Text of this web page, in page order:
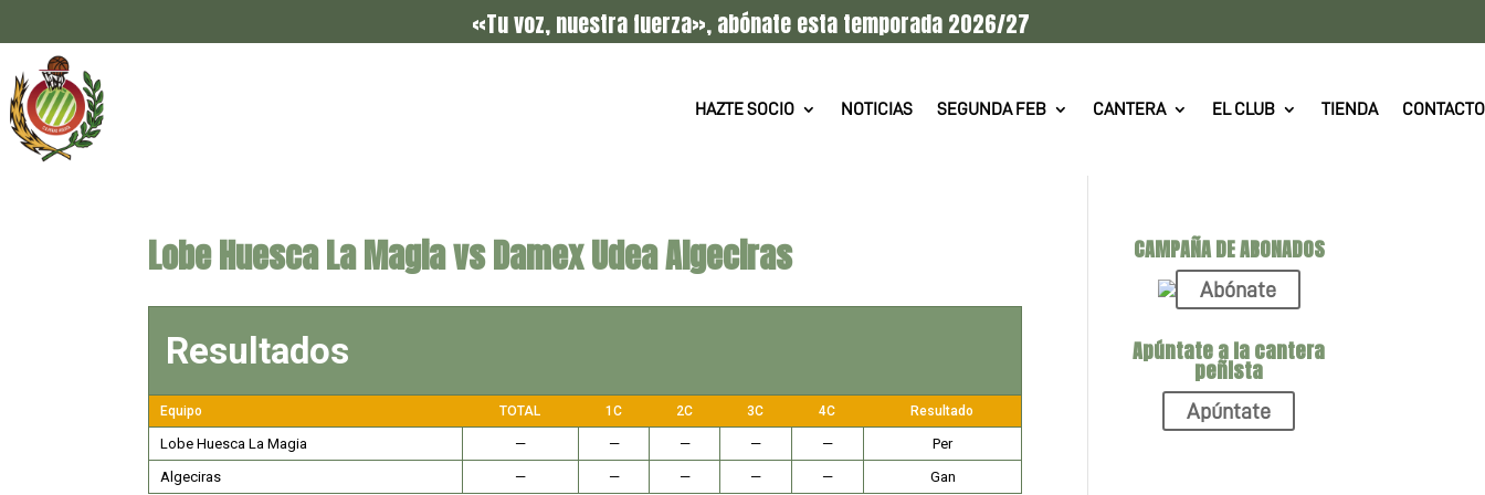
«Tu voz, nuestra fuerza», abónate esta temporada 2026/27
HAZTE SOCIO NOTICIAS SEGUNDA FEB CANTERA EL CLUB TIENDA CONTACTO
Lobe Huesca La Magia vs Damex Udea Algeciras
Resultados
Equipo TOTAL 1C 2C 3C 4C Resultado
Lobe Huesca La Magia — — — — —
Per
Algeciras
— — — — — Gan
CAMPAÑA DE ABONADOS
Abónate
Apúntate a la cantera
peñista
Apúntate